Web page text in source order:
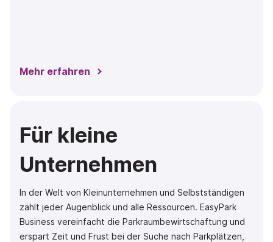
Mehr erfahren
Für kleine
Unternehmen
In der Welt von Kleinunternehmen und Selbstständigen
zählt jeder Augenblick und alle Ressourcen. EasyPark
Business vereinfacht die Parkraumbewirtschaftung und
erspart Zeit und Frust bei der Suche nach Parkplätzen,